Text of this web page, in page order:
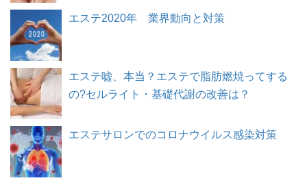
エステ2020年 業界動向と対策
エステ嘘、本当？エステで脂肪燃焼ってする
の?セルライト・基礎代謝の改善は？
エステサロンでのコロナウイルス感染対策